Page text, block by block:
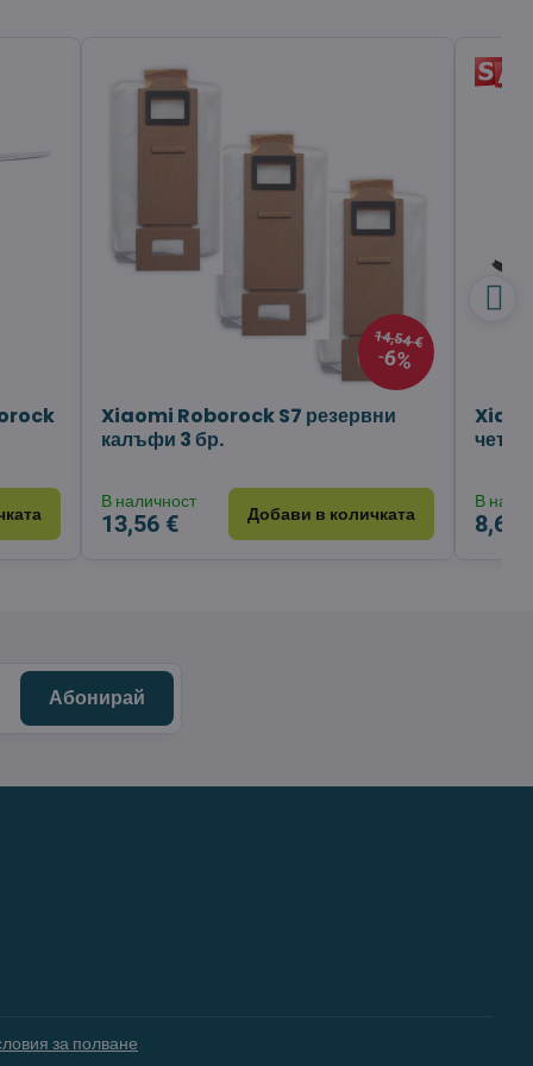
14,54 €
6%
Xiaomi Roborock S7 резервни
калъфи 3 бр.
В наличност
13,56 € Добави в количката
В
8,68
Абонирай
за полване